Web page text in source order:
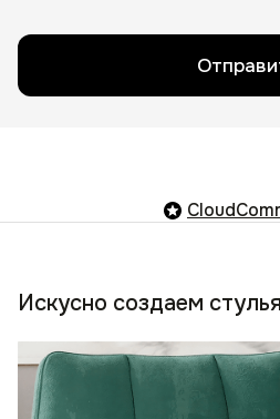
Искусно создаем